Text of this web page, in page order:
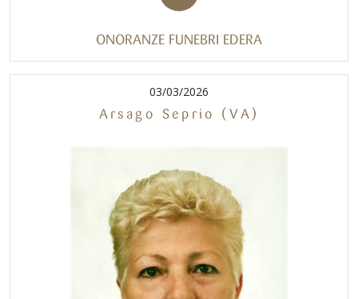
ONORANZE FUNEBRI EDERA
03/03/2026
Arsago Seprio (VA)